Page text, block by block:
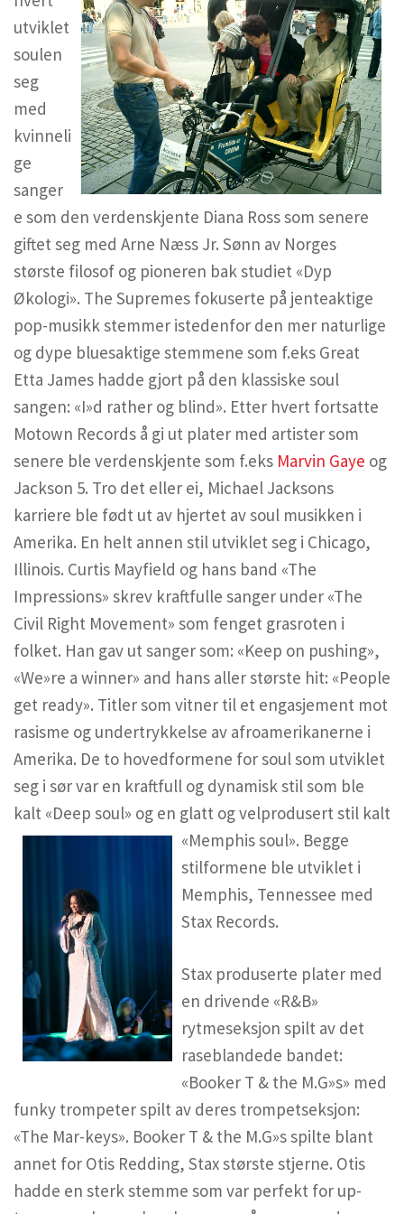
utviklet
soulen
seg
med
kvinneli
ge
sanger
e som den verdenskjente Diana Ross som senere
giftet seg med Arne Næss Jr. Sønn av Norges
største filosof og pioneren bak studiet «Dyp
Økologi». The Supremes fokuserte på jenteaktige
pop-musikk stemmer istedenfor den mer naturlige
og dype bluesaktige stemmene som f.eks Great
Etta James hadde gjort på den klassiske soul
sangen: «I»d rather og blind». Etter hvert fortsatte
Motown Records å gi ut plater med artister som
senere ble verdenskjente som f.eks Marvin Gaye og
Jackson 5. Tro det eller ei, Michael Jacksons
karriere ble født ut av hjertet av soul musikken i
Amerika. En helt annen stil utviklet seg i Chicago,
Illinois. Curtis Mayfield og hans band «The
Impressions» skrev kraftfulle sanger under «The
Civil Right Movement» som fenget grasroten i
folket. Han gav ut sanger som: «Keep on pushing»,
«We»re a winner» and hans aller største hit: «People
get ready». Titler som vitner til et engasjement mot
rasisme og undertrykkelse av afroamerikanerne i
Amerika. De to hovedformene for soul som utviklet
seg i sør var en kraftfull og dynamisk stil som ble
kalt «Deep soul» og en glatt og velprodusert stil kalt
«Memphis soul». Begge
stilformene ble utviklet i
Memphis, Tennessee med
Stax Records.
Stax produserte plater med
en drivende «R&B»
rytmeseksjon spilt av det
raseblandede bandet:
«Booker T & the M.G»s» med
funky trompeter spilt av deres trompetseksjon:
«The Mar-keys». Booker T & the M.G»s spilte blant
annet for Otis Redding, Stax største stjerne. Otis
hadde en sterk stemme som var perfekt for up-